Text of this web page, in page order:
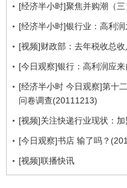
[经济半小时]聚焦并购潮（
[经济半小时]银行业：高利润
[视频]财政部：去年税收总
[今日观察]银行：高利润应
[经济半小时 今日观察]第十
问卷调查(20111213)
[视频]关注快递行业现状：
[今日观察]书店 输了吗？
[视频]联播快讯